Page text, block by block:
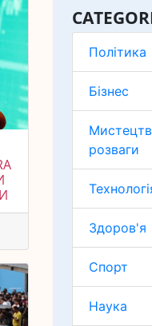
Політика
Бізнес
розваги
Здоров'я
Спорт
Наука